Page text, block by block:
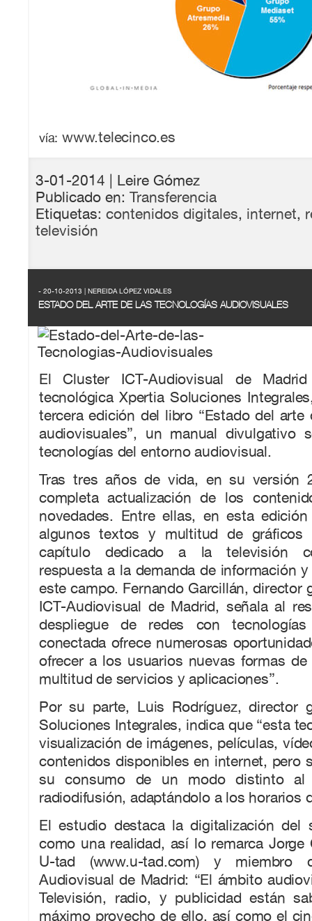
vía: www.telecinco.es
3-01-2014 | Leire Gómez
Publicado en: Transferencia
Etiquetas: contenidos digitales, internet,
televisión
- 20-10-2013 | NEREIDA LÓPEZ VIDALES
ESTADO DEL ARTE DE LAS TECNOLOGÍAS AUDIOVISUALES
El Cluster ICT-Audiovisual de
tecnológica Xpertia Soluciones
tercera edición del libro “Estado del arte
audiovisuales”, un manual divulgativo
tecnologías del entorno audiovisual.
Tras tres años de vida, en su versión
completa actualización de los
novedades. Entre ellas, en esta
algunos textos y multitud de
capítulo dedicado a la televisión
respuesta a la demanda de información
este campo. Fernando Garcillán, director
ICT-Audiovisual de Madrid, señala al
despliegue de redes con
conectada ofrece numerosas
ofrecer a los usuarios nuevas formas
multitud de servicios y aplicaciones”.
Por su parte, Luis Rodríguez, director
Soluciones Integrales, indica que “esta
visualización de imágenes, películas,
contenidos disponibles en internet, pero
su consumo de un modo distinto al
radiodifusión, adaptándolo a los horarios
El estudio destaca la digitalización del
como una realidad, así lo remarca Jorge
U-tad (www.u-tad.com) y miembro
Audiovisual de Madrid: “El ámbito
Televisión, radio, y publicidad están
máximo provecho de ello, así como el